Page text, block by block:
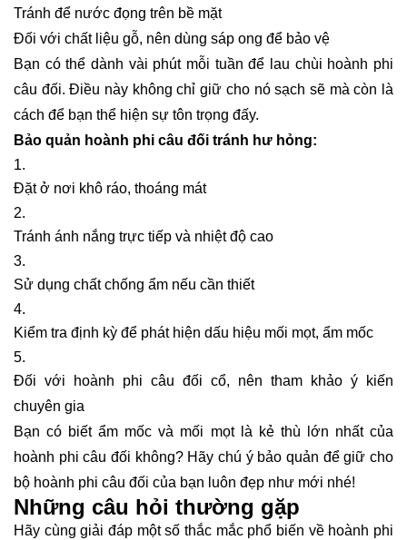
Tránh để nước đọng trên bề mặt
Đối với chất liệu gỗ, nên dùng sáp ong để bảo vệ
Bạn có thể dành vài phút mỗi tuần để lau chùi hoành phi
câu đối. Điều này không chỉ giữ cho nó sạch sẽ mà còn là
cách để bạn thể hiện sự tôn trọng đấy.
Bảo quản hoành phi câu đối tránh hư hỏng:
Đặt ở nơi khô ráo, thoáng mát
Tránh ánh nắng trực tiếp và nhiệt độ cao
Sử dụng chất chống ẩm nếu cần thiết
Kiểm tra định kỳ để phát hiện dấu hiệu mối mọt, ẩm mốc
Đối với hoành phi câu đối cổ, nên tham khảo ý kiến
chuyên gia
Bạn có biết ẩm mốc và mối mọt là kẻ thù lớn nhất của
hoành phi câu đối không? Hãy chú ý bảo quản để giữ cho
bộ hoành phi câu đối của bạn luôn đẹp như mới nhé!
Những câu hỏi thường gặp
Hãy cùng giải đáp một số thắc mắc phổ biến về hoành phi